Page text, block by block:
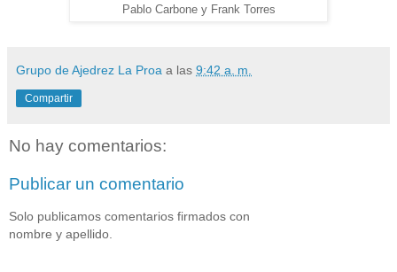
Pablo Carbone y Frank Torres
Grupo de Ajedrez La Proa a las 9:42 a. m.
Compartir
No hay comentarios:
Publicar un comentario
Solo publicamos comentarios firmados con
nombre y apellido.